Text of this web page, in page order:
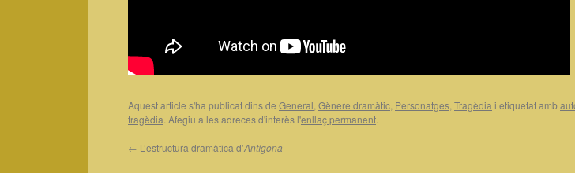
Aquest article s'ha publicat dins de General Gènere dramàtic Personatges Tragèdia i etiquetat amb
tragèdia . Afegiu a les adreces d'interès l'enllaç permanent
← L’estructura dramàtica d’Antígona